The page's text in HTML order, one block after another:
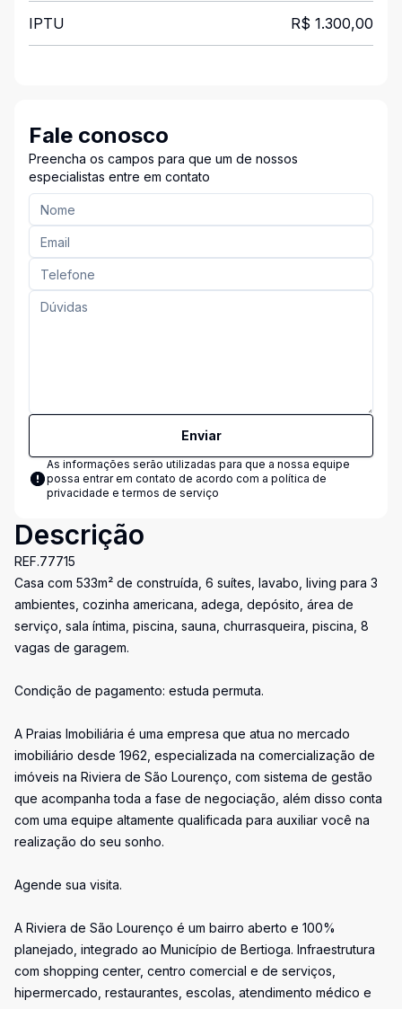
IPTU R$ 1.300,00
Fale conosco
Preencha os campos para que um de nossos
especialistas entre em contato
Enviar
As informações serão utilizadas para que a nossa equipe
possa entrar em contato de acordo com a política de
privacidade e termos de serviço
Descrição
REF.77715
Casa com 533m² de construída, 6 suítes, lavabo, living para 3
ambientes, cozinha americana, adega, depósito, área de
serviço, sala íntima, piscina, sauna, churrasqueira, piscina, 8
vagas de garagem.
Condição de pagamento: estuda permuta.
A Praias Imobiliária é uma empresa que atua no mercado
imobiliário desde 1962, especializada na comercialização de
imóveis na Riviera de São Lourenço, com sistema de gestão
que acompanha toda a fase de negociação, além disso conta
com uma equipe altamente qualificada para auxiliar você na
realização do seu sonho.
Agende sua visita.
A Riviera de São Lourenço é um bairro aberto e 100%
planejado, integrado ao Município de Bertioga. Infraestrutura
com shopping center, centro comercial e de serviços,
hipermercado, restaurantes, escolas, atendimento médico e